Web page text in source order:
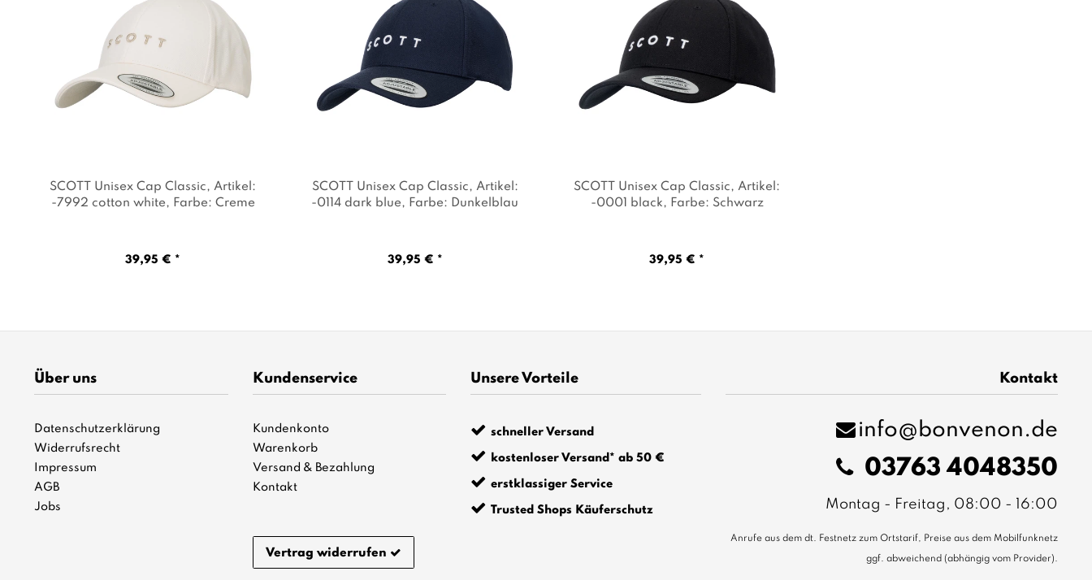
SCOTT Unisex Cap Classic, Artikel:
-7992 cotton white, Farbe: Creme
39,95 € *
SCOTT Unisex Cap Classic, Artikel:
-0114 dark blue, Farbe: Dunkelblau
39,95 € *
SCOTT Unisex Cap Classic, Artikel:
-0001 black, Farbe: Schwarz
39,95 € *
Über uns
Datenschutzerklärung
Widerrufsrecht
Impressum
AGB
Jobs
Kundenservice
Kundenkonto
Warenkorb
Versand & Bezahlung
Kontakt
Vertrag widerrufen
Unsere Vorteile
schneller Versand
kostenloser Versand* ab 50 €
erstklassiger Service
Trusted Shops Käuferschutz
Kontakt
info@bonvenon.de
03763 4048350
Montag - Freitag, 08:00 - 16:00
Anrufe aus dem dt. Festnetz zum Ortstarif, Preise aus dem Mobilfunknetz
ggf. abweichend (abhängig vom Provider).